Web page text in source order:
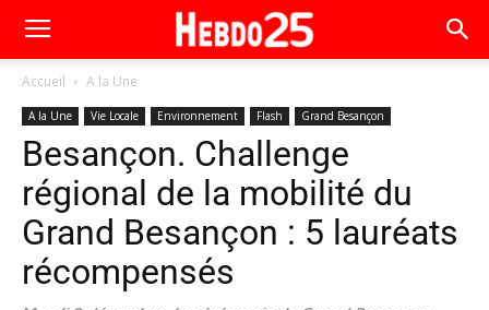
Accueil A la Une
A la Une Vie Locale Environnement Flash Grand Besançon
Besançon. Challenge
régional de la mobilité du
Grand Besançon : 5 lauréats
récompensés